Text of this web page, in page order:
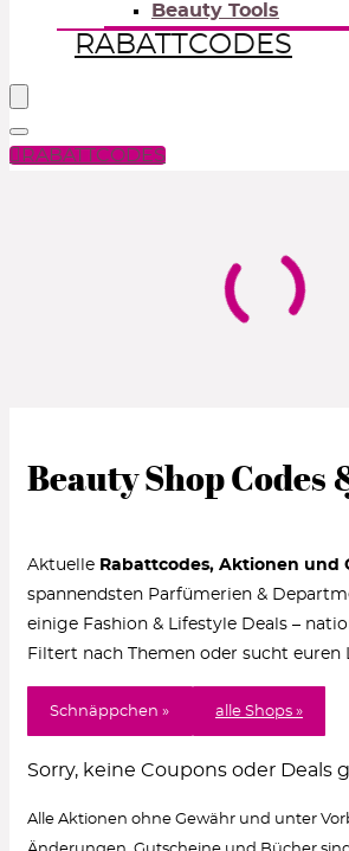
Beauty Tools
RABATTCODES
RABATTCODES
Beauty Shop Codes
Aktuelle Rabattcodes, Aktionen und
spannendsten Parfümerien &
einige Fashion & Lifestyle Deals –
Filtert nach Themen oder sucht euren
Schnäppchen » alle Shops »
Sorry, keine Coupons oder Deals
Alle Aktionen ohne Gewähr und unter